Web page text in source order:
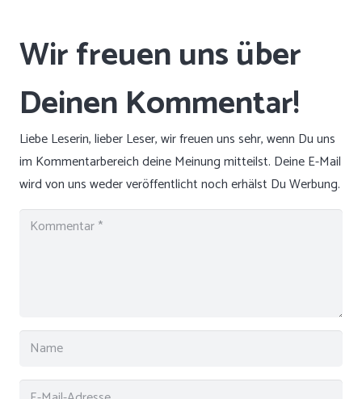
Liebe Leserin, lieber Leser, wir freuen uns sehr, wenn Du uns
im Kommentarbereich deine Meinung mitteilst. Deine E-Mail
wird von uns weder veröffentlicht noch erhälst Du Werbung.